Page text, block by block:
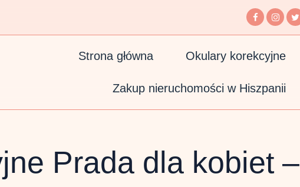
Strona główna Okulary korekcyjne
Zakup nieruchomości w Hiszpanii
Prada dla kobiet –